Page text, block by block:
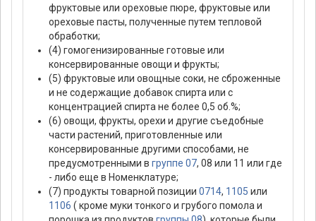
фруктовые или ореховые пюре, фруктовые или
ореховые пасты, полученные путем тепловой
обработки;
(4) гомогенизированные готовые или
консервированные овощи и фрукты;
(5) фруктовые или овощные соки, не сброженные
и не содержащие добавок спирта или с
концентрацией спирта не более 0,5 об.%;
(6) овощи, фрукты, орехи и другие съедобные
части растений, приготовленные или
консервированные другими способами, не
предусмотренными в группе 07, 08 или 11 или где
- либо еще в Номенклатуре;
(7) продукты товарной позиции 0714, 1105 или
1106 ( кроме муки тонкого и грубого помола и